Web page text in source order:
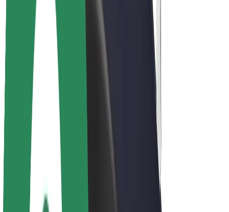
Franquicias
Empresa
Trabajá con nosotros
Acerca de Bolt
Sostenibilidad en Bolt
Project Zero
Blog
Directrices de la marca
Misión
Relación con inversores